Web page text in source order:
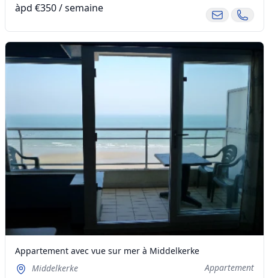
àpd €350 / semaine
Appartement avec vue sur mer à Middelkerke
Middelkerke
Appartement